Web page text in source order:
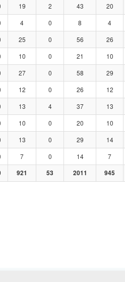
19 2 43 20
4 0 8 4
25 0 56 26
10 0 21 10
27 0 58 29
12 0 26 12
13 4 37 13
10 0 20 10
13 0 29 14
7 0 14 7
921 53 2011 945